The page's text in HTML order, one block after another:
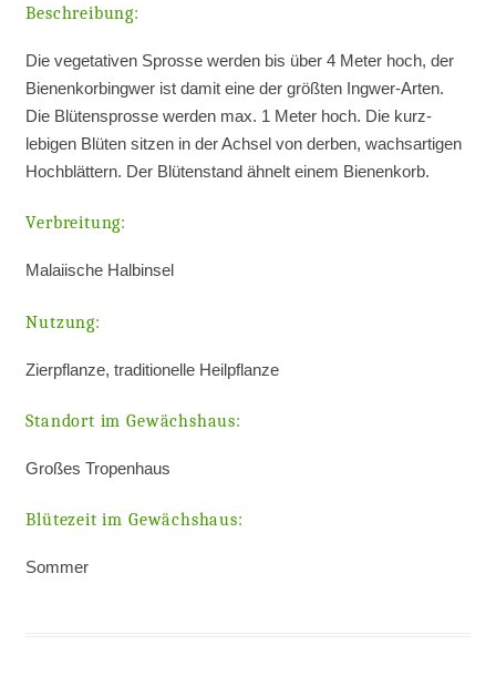
Beschreibung:
Die vegetativen Sprosse werden bis über 4 Meter hoch, der
Bienenkorbingwer ist damit eine der größten Ingwer-Arten.
Die Blütensprosse werden max. 1 Meter hoch. Die kurz­
lebigen Blüten sitzen in der Achsel von derben, wachs­artigen
Hoch­blättern. Der Blütenstand ähnelt einem Bienen­korb.
Verbreitung:
Malaiische Halbinsel
Nutzung:
Zierpflanze, traditionelle Heilpflanze
Standort im Gewächshaus:
Großes Tropenhaus
Blütezeit im Gewächshaus:
Sommer